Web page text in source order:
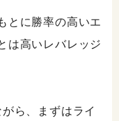
とに勝率の高いエ
は高いレバレッジ
ら、まずはライ